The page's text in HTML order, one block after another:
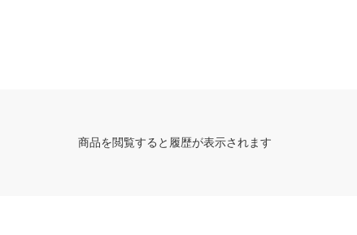
商品を閲覧すると履歴が表示されます